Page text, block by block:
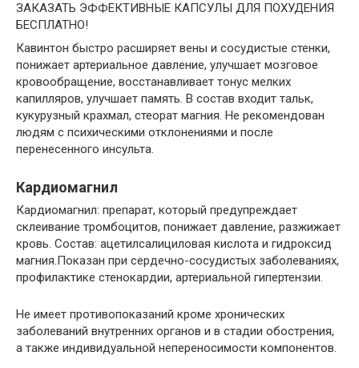
ЗАКАЗАТЬ ЭФФЕКТИВНЫЕ КАПСУЛЫ ДЛЯ ПОХУДЕНИЯ
БЕСПЛАТНО!
Кавинтон быстро расширяет вены и сосудистые стенки,
понижает артериальное давление, улучшает мозговое
кровообращение, восстанавливает тонус мелких
капилляров, улучшает память. В состав входит тальк,
кукурузный крахмал, стеорат магния. Не рекомендован
людям с психическими отклонениями и после
перенесенного инсульта.
Кардиомагнил
Кардиомагнил: препарат, который предупреждает
склеивание тромбоцитов, понижает давление, разжижает
кровь. Состав: ацетилсалициловая кислота и гидроксид
магния.Показан при сердечно-сосудистых заболеваниях,
профилактике стенокардии, артериальной гипертензии.
Не имеет противопоказаний кроме хронических
заболеваний внутренних органов и в стадии обострения,
а также индивидуальной непереносимости компонентов.